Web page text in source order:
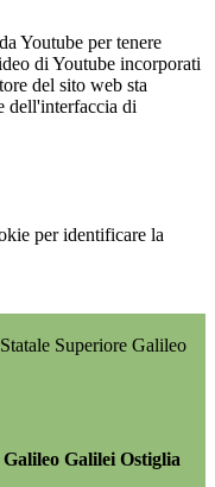
Youtube per tenere
di Youtube incorporati
del sito web sta
dell'interfaccia di
per identificare la
Superiore Galileo
Galilei Ostiglia